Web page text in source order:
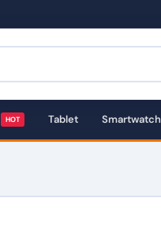
HOT Tablet Smartwatch